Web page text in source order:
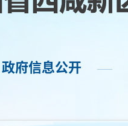
政府信息公开 ——